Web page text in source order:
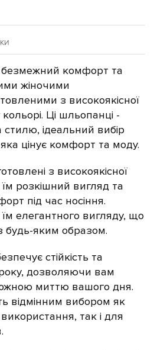
безмежний комфорт та
жіночими
з високоякісної
Ці шльопанці -
стилю, ідеальний вибір
цінує комфорт та моду.
з високоякісної
розкішний вигляд та
під час носіння.
елегантного вигляду, що
будь-яким образом.
стійкість та
дозволяючи вам
миттю вашого дня.
відмінним вибором як
так і для